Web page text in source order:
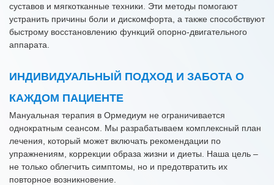
суставов и мягкотканные техники. Эти методы помогают
устранить причины боли и дискомфорта, а также способствуют
быстрому восстановлению функций опорно-двигательного
аппарата.
ИНДИВИДУАЛЬНЫЙ ПОДХОД И ЗАБОТА О
КАЖДОМ ПАЦИЕНТЕ
Мануальная терапия в Ормедиум не ограничивается
однократным сеансом. Мы разрабатываем комплексный план
лечения, который может включать рекомендации по
упражнениям, коррекции образа жизни и диеты. Наша цель –
не только облегчить симптомы, но и предотвратить их
повторное возникновение.